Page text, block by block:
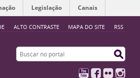
ALTO CONTRASTE MAPA DO SITE RSS
Legislação Canais
Buscar no portal
YouTubeFacebook
Flickr